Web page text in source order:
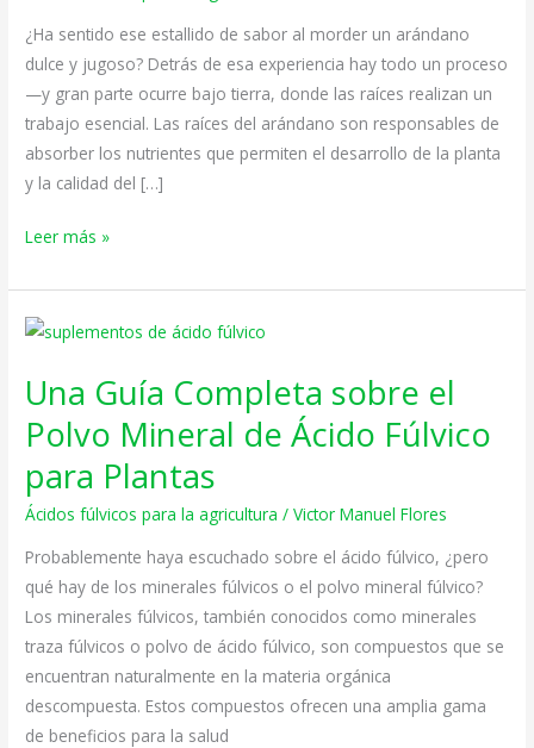
¿Ha sentido ese estallido de sabor al morder un arándano
dulce y jugoso? Detrás de esa experiencia hay todo un proceso
—y gran parte ocurre bajo tierra, donde las raíces realizan un
trabajo esencial. Las raíces del arándano son responsables de
absorber los nutrientes que permiten el desarrollo de la planta
y la calidad del […]
Leer más »
Una Guía Completa sobre el
Polvo Mineral de Ácido Fúlvico
para Plantas
Ácidos fúlvicos para la agricultura /Victor Manuel Flores
Probablemente haya escuchado sobre el ácido fúlvico, ¿pero
qué hay de los minerales fúlvicos o el polvo mineral fúlvico?
Los minerales fúlvicos, también conocidos como minerales
traza fúlvicos o polvo de ácido fúlvico, son compuestos que se
encuentran naturalmente en la materia orgánica
descompuesta. Estos compuestos ofrecen una amplia gama
de beneficios para la salud
Una
Completa
sobre
el
Polvo
Mineral
Ácido
Fúlvico
para
Plantas